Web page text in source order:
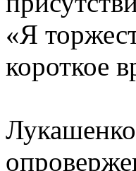
«Я
короткое